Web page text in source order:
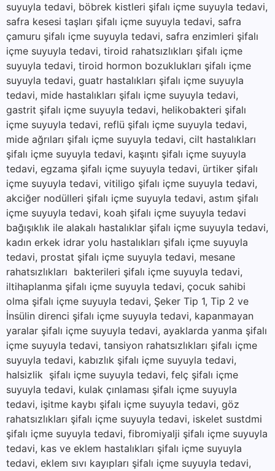
suyuyla tedavi, böbrek kistleri şifalı içme suyuyla tedavi,
safra kesesi taşları şifalı içme suyuyla tedavi, safra
çamuru şifalı içme suyuyla tedavi, safra enzimleri şifalı
içme suyuyla tedavi, tiroid rahatsızlıkları şifalı içme
suyuyla tedavi, tiroid hormon bozuklukları şifalı içme
suyuyla tedavi, guatr hastalıkları şifalı içme suyuyla
tedavi, mide hastalıkları şifalı içme suyuyla tedavi,
gastrit şifalı içme suyuyla tedavi, helikobakteri şifalı
içme suyuyla tedavi, reflü şifalı içme suyuyla tedavi,
mide ağrıları şifalı içme suyuyla tedavi, cilt hastalıkları
şifalı içme suyuyla tedavi, kaşıntı şifalı içme suyuyla
tedavi, egzama şifalı içme suyuyla tedavi, ürtiker şifalı
içme suyuyla tedavi, vitiligo şifalı içme suyuyla tedavi,
akciğer nodülleri şifalı içme suyuyla tedavi, astım şifalı
içme suyuyla tedavi, koah şifalı içme suyuyla tedavi
bağışıklık ile alakalı hastalıklar şifalı içme suyuyla tedavi,
kadın erkek idrar yolu hastalıkları şifalı içme suyuyla
tedavi, prostat şifalı içme suyuyla tedavi, mesane
rahatsızlıkları bakterileri şifalı içme suyuyla tedavi,
iltihaplanma şifalı içme suyuyla tedavi, çocuk sahibi
olma şifalı içme suyuyla tedavi, Şeker Tip 1, Tip 2 ve
İnsülin direnci şifalı içme suyuyla tedavi, kapanmayan
yaralar şifalı içme suyuyla tedavi, ayaklarda yanma şifalı
içme suyuyla tedavi, tansiyon rahatsızlıkları şifalı içme
suyuyla tedavi, kabızlık şifalı içme suyuyla tedavi,
halsizlik şifalı içme suyuyla tedavi, felç şifalı içme
suyuyla tedavi, kulak çınlaması şifalı içme suyuyla
tedavi, işitme kaybı şifalı içme suyuyla tedavi, göz
rahatsızlıkları şifalı içme suyuyla tedavi, iskelet sustdmi
şifalı içme suyuyla tedavi, fibromiyalji şifalı içme suyuyla
tedavi, kas ve eklem hastalıkları şifalı içme suyuyla
tedavi, eklem sıvı kayıpları şifalı içme suyuyla tedavi,